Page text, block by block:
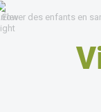
Élever des enfants en